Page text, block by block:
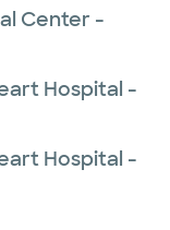
Center -
Hospital -
Hospital -